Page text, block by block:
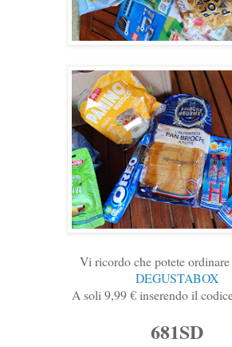
Vi ricordo che potete
DEGUSTABOX
A soli 9,99 € inserendo il
681SD